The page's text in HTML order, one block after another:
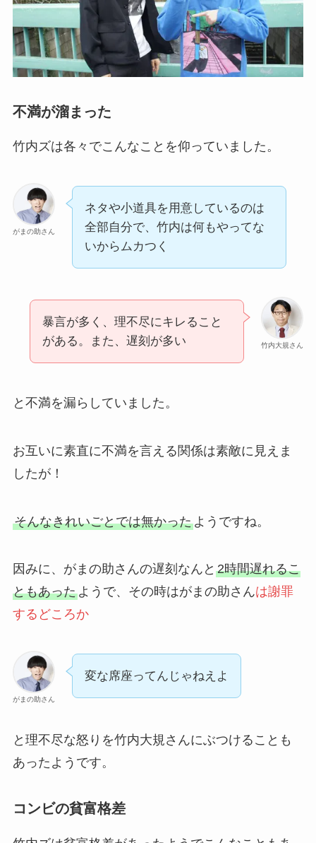
不満が溜まった
竹内ズは各々でこんなことを仰っていました。
がまの助さん
ネタや小道具を用意しているのは
全部自分で、竹内は何もやってな
いからムカつく
竹内大規さん
暴言が多く、理不尽にキレること
がある。また、遅刻が多い
と不満を漏らしていました。
お互いに素直に不満を言える関係は素敵に見えま
したが！
そんなきれいごとでは無かったようですね。
因みに、がまの助さんの遅刻なんと 2時間遅れるこ
ともあったようで、その時はがまの助さんは謝罪
するどころか
がまの助さん
変な席座ってんじゃねえよ
と理不尽な怒りを竹内大規さんにぶつけることも
あったようです。
コンビの貧富格差